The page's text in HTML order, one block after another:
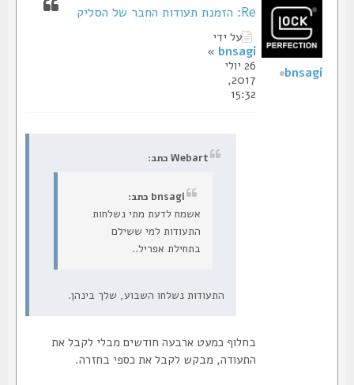
Re: הזמנת תעודות החבר של הסליק
על ידי
bnsagi
»
26 יולי
2017,
15:32
Webart כתב:
bnsagi כתב:
אשמח לדעת מתי נשלחות
התעודות למי ששילם
בתחילת אפריל..
התעודות נשלחו השבוע, שלך בינהן.
בחלוף כמעט ארבעה חודשים מבלי לקבל את
התעודה, מבקש לקבל את כספי בחזרה.
bnsagi